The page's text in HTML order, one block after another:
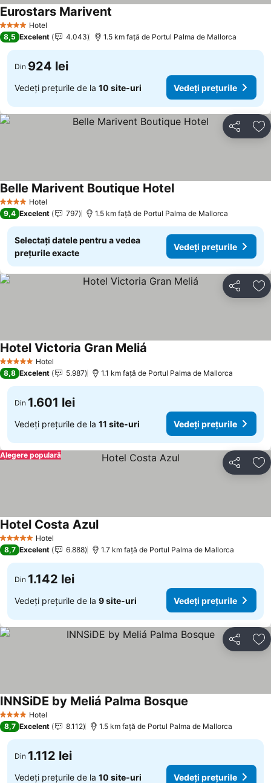
4 Stele Hotel
Eurostars Marivent
8,5 Excelent 4.043 1.5 km faţă de Portul Palma de Mallorca
Din 924 lei
Vedeți prețurile de la 10 site-uri Vedeți prețurile
Distribuiți
4 Stele Hotel
Belle Marivent Boutique HotelVedeți prețurile
9,4 Excelent 797 1.5 km faţă de Portul Palma de Mallorca
Selectați datele pentru a vedea
prețurile exacte
Vedeți prețurile
Distribuiți
5 Stele Hotel
Hotel Victoria Gran Meliá
8,8 Excelent 5.987 1.1 km faţă de Portul Palma de Mallorca
Din 1.601 lei
Vedeți prețurile de la 11 site-uri Vedeți prețurile
Distribuiți
Alegere populară
5 Stele Hotel
Hotel Costa AzulVedeți prețurile
8,7 Excelent 6.888 1.7 km faţă de Portul Palma de Mallorca
Din 1.142 lei
Vedeți prețurile de la 9 site-uri Vedeți prețurile
Distribuiți
4 Stele Hotel
INNSiDE by Meliá Palma Bosque
8,7 Excelent 8.112 1.5 km faţă de Portul Palma de Mallorca
Din 1.112 lei
Vedeți prețurile de la 10 site-uri Vedeți prețurile